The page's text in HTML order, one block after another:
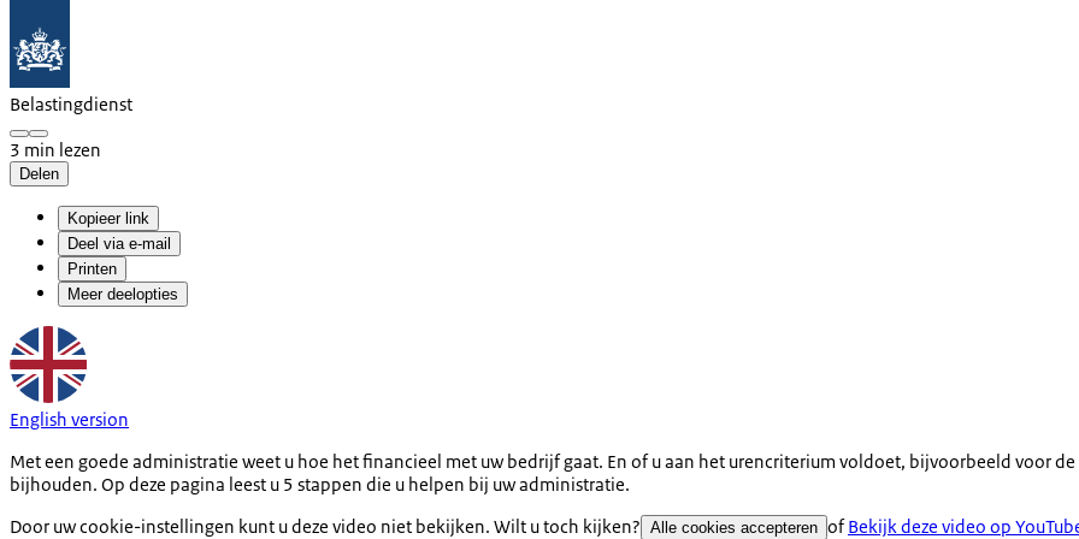
Belastingdienst
3 min lezen
Delen
Kopieer link
Deel via e-mail
Printen
Meer deelopties
English version
Met een goede administratie weet u hoe het financieel met uw bedrijf gaat. En of u aan het urencriterium voldoet, bijvoorbeeld voor
bijhouden. Op deze pagina leest u 5 stappen die u helpen bij uw administratie.
Door uw cookie-instellingen kunt u deze video niet bekijken. Wilt u toch kijken? Alle cookies accepteren of Bekijk deze video op